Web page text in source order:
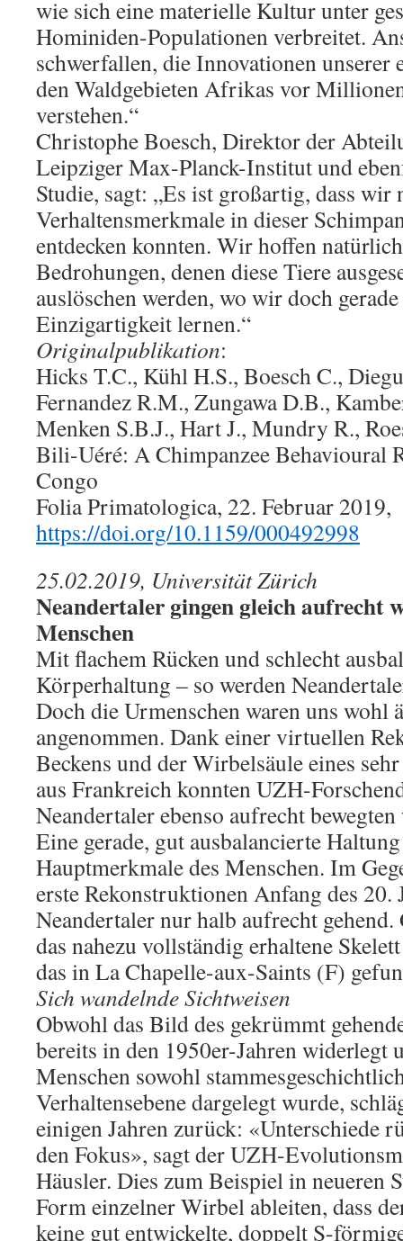
wie sich eine materielle Kultur unter
Hominiden-Populationen verbreitet.
schwerfallen, die Innovationen unserer
den Waldgebieten Afrikas vor
verstehen.“
Christophe Boesch, Direktor der
Leipziger Max-Planck-Institut und
Studie, sagt: „Es ist großartig, dass wir
Verhaltensmerkmale in dieser
entdecken konnten. Wir hoffen
Bedrohungen, denen diese Tiere
auslöschen werden, wo wir doch
Einzigartigkeit lernen.“
Originalpublikation:
Hicks T.C., Kühl H.S., Boesch C.,
Fernandez R.M., Zungawa D.B.,
Menken S.B.J., Hart J., Mundry R.,
Bili-Uéré: A Chimpanzee Behavioural
Congo
Folia Primatologica, 22. Februar 2019,
https://doi.org/10.1159/000492998
25.02.2019, Universität Zürich
Neandertaler gingen gleich aufrecht
Menschen
Mit flachem Rücken und schlecht
Körperhaltung – so werden
Doch die Urmenschen waren uns wohl
angenommen. Dank einer virtuellen
Beckens und der Wirbelsäule eines
aus Frankreich konnten UZH-
Neandertaler ebenso aufrecht
Eine gerade, gut ausbalancierte
Hauptmerkmale des Menschen. Im
erste Rekonstruktionen Anfang des 20.
Neandertaler nur halb aufrecht
das nahezu vollständig erhaltene
das in La Chapelle-aux-Saints (F)
Sich wandelnde Sichtweisen
Obwohl das Bild des gekrümmt
bereits in den 1950er-Jahren widerlegt
Menschen sowohl
Verhaltensebene dargelegt wurde,
einigen Jahren zurück: «Unterschiede
den Fokus», sagt der UZH-
Häusler. Dies zum Beispiel in neueren
Form einzelner Wirbel ableiten, dass
keine gut entwickelte, doppelt S-